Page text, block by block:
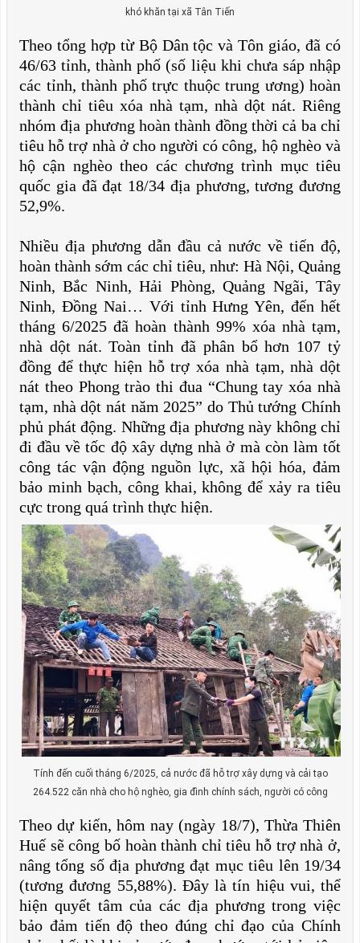
khó khăn tại xã Tân Tiến
Theo tổng hợp từ Bộ Dân tộc và Tôn giáo, đã có
46/63 tỉnh, thành phố (số liệu khi chưa sáp nhập
các tỉnh, thành phố trực thuộc trung ương) hoàn
thành chỉ tiêu xóa nhà tạm, nhà dột nát. Riêng
nhóm địa phương hoàn thành đồng thời cả ba chỉ
tiêu hỗ trợ nhà ở cho người có công, hộ nghèo và
hộ cận nghèo theo các chương trình mục tiêu
quốc gia đã đạt 18/34 địa phương, tương đương
52,9%.
Nhiều địa phương dẫn đầu cả nước về tiến độ,
hoàn thành sớm các chỉ tiêu, như: Hà Nội, Quảng
Ninh, Bắc Ninh, Hải Phòng, Quảng Ngãi, Tây
Ninh, Đồng Nai… Với tỉnh Hưng Yên, đến hết
tháng 6/2025 đã hoàn thành 99% xóa nhà tạm,
nhà dột nát. Toàn tỉnh đã phân bổ hơn 107 tỷ
đồng để thực hiện hỗ trợ xóa nhà tạm, nhà dột
nát theo Phong trào thi đua “Chung tay xóa nhà
tạm, nhà dột nát năm 2025” do Thủ tướng Chính
phủ phát động. Những địa phương này không chỉ
đi đầu về tốc độ xây dựng nhà ở mà còn làm tốt
công tác vận động nguồn lực, xã hội hóa, đảm
bảo minh bạch, công khai, không để xảy ra tiêu
cực trong quá trình thực hiện.
Tính đến cuối tháng 6/2025, cả nước đã hỗ trợ xây dựng và cải tạo
264.522 căn nhà cho hộ nghèo, gia đình chính sách, người có công
Theo dự kiến, hôm nay (ngày 18/7), Thừa Thiên
Huế sẽ công bố hoàn thành chỉ tiêu hỗ trợ nhà ở,
nâng tổng số địa phương đạt mục tiêu lên 19/34
(tương đương 55,88%). Đây là tín hiệu vui, thể
hiện quyết tâm của các địa phương trong việc
bảo đảm tiến độ theo đúng chỉ đạo của Chính